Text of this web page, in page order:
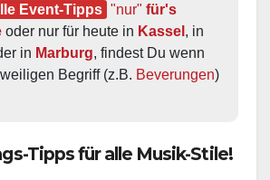
Event-Tipps "nur" für's
oder nur für heute in Kassel
in Marburg, findest Du wenn
Begriff (z.B. Beverungen)
Tipps für alle Musik-Stile!